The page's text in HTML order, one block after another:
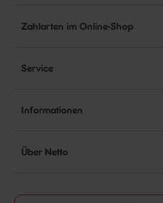
Zahlarten im Online-Shop
Service
Informationen
Über Netto